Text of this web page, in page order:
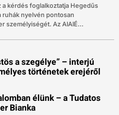
a kérdés foglalkoztatja Hegedűs
ruhák nyelvén pontosan
személyiségét. Az AIAIÉ...
a szegélye” – interjú
történetek erejéről
élünk – a Tudatos
Bianka